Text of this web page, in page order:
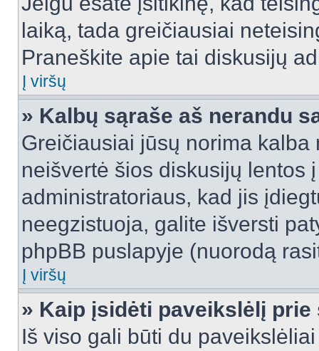
laiką, tada greičiausiai
Praneškite apie tai diskusijų
Į viršų
» Kalbų sąraše aš nerandu
Greičiausiai jūsų norima
neišvertė šios diskusijų lentos
administratoriaus, kad jis
neegzistuoja, galite išversti
phpBB puslapyje (nuorodą
Į viršų
» Kaip įsidėti paveikslėlį
Iš viso gali būti du